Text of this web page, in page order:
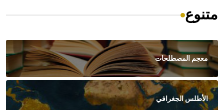
متنوع
معجم المصطلحات
الأطلس الجغرافي